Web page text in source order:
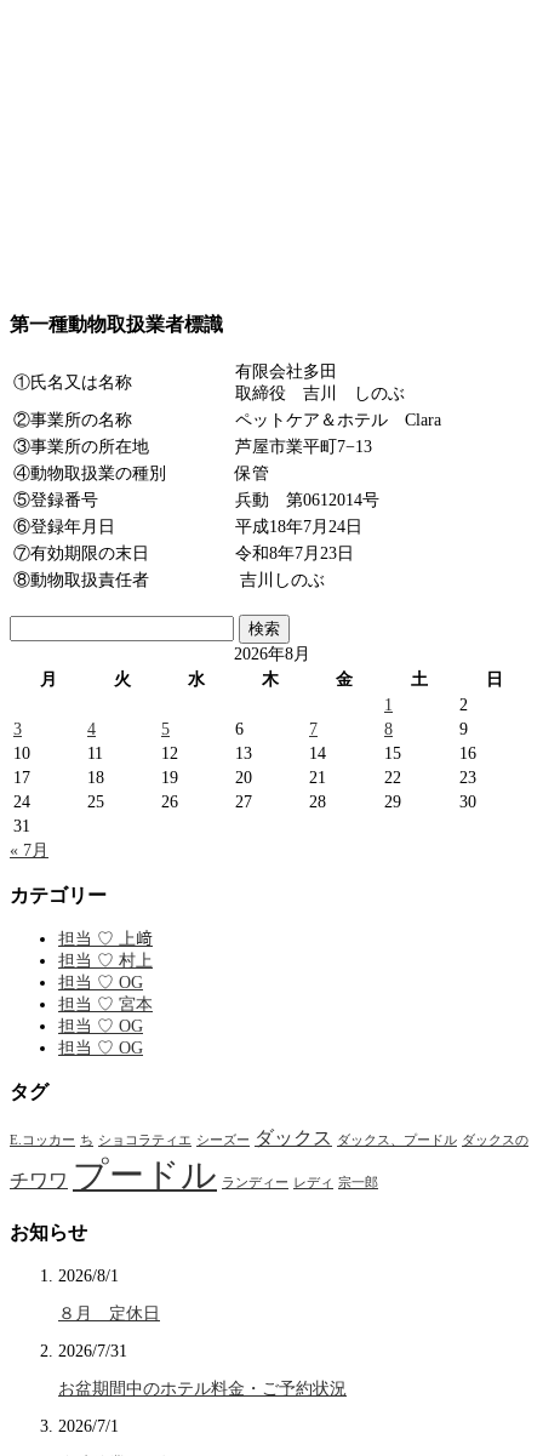
第一種動物取扱業者標識
①氏名又は名称
有限会社多田
取締役 吉川 しのぶ
②事業所の名称
ペットケア＆ホテル Clara
③事業所の所在地
芦屋市業平町7−13
④動物取扱業の種別
保管
⑤登録番号
兵動 第0612014号
⑥登録年月日
平成18年7月24日
⑦有効期限の末日
令和8年7月23日
⑧動物取扱責任者
吉川しのぶ
索:
2026年8月
月
火 水 木 金 土
日
1
2
3
4 5 6 7 8
9
10
11 12 13 14 15
16
17
18 19 20 21 22
23
24
25 26 27 28 29
30
31
« 7月
カテゴリー
担当 ♡ 上﨑
担当 ♡ 村上
担当 ♡ OG
担当 ♡ 宮本
担当 ♡ OG
担当 ♡ OG
タグ
E.コッカー ち ショコラティエ シーズー ダックス ダックス、プードル ダックスの
チワワ プードル ランディー レディ 宗一郎
お知らせ
2026/8/1
８月 定休日
2026/7/31
お盆期間中のホテル料金・ご予約状況
2026/7/1